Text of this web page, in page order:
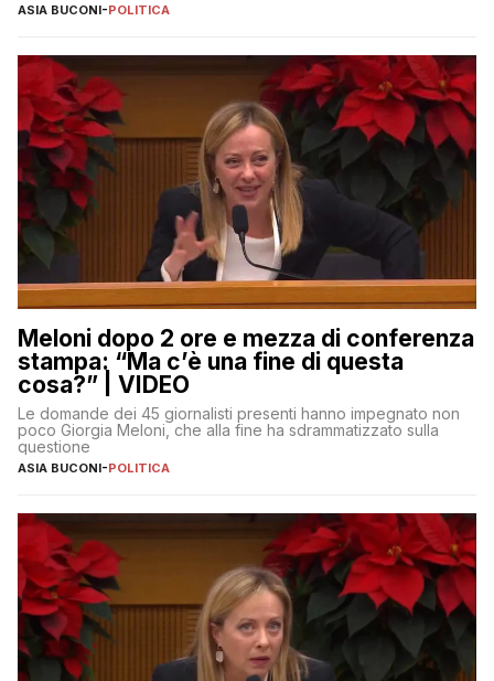
ASIA BUCONI-POLITICA
Meloni dopo 2 ore e mezza di conferenza
stampa: “Ma c’è una fine di questa
cosa?” | VIDEO
Le domande dei 45 giornalisti presenti hanno impegnato non
poco Giorgia Meloni, che alla fine ha sdrammatizzato sulla
questione
ASIA BUCONI-POLITICA